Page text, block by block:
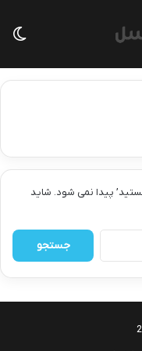
پیدا نمی شود. شاید
جستجو
برای: